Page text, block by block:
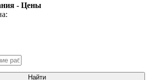
- Цены
Найти